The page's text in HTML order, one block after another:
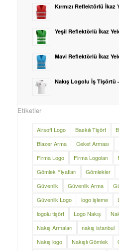
Kırmızı Reflektörlü İkaz
Yeşil Reflektörlü İkaz
Mavi Reflektörlü İkaz
Nakış Logolu İş Tişörtü
Etiketler
Airsoft Logo Baskılı Tişört
Blazer Arma
Ceket Arması
Firma Logo
Firma Logoları
Gömlek Fiyatları
Gömlekler
Güvenlik
Güvenlik Arma
Güvenlik Logo
logo işleme
logolu tişört
Logo Nakış
Nakış Armaları
nakış istanbul
Nakış logo
Nakışlı Gömlek